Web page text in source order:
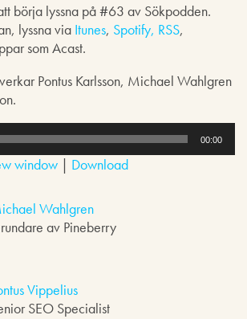
börja lyssna på #63 av Sökpodden.
lyssna via Itunes, Spotify, RSS,
som Acast.
Pontus Karlsson, Michael Wahlgren
00:00
window | Download
Wahlgren
av Pineberry
Vippelius
SEO Specialist